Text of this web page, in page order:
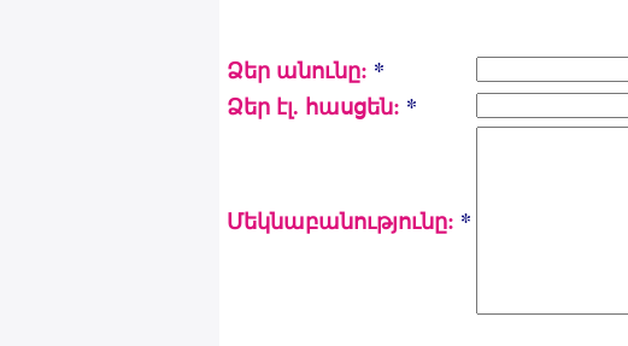
Ձեր անունը: *
Ձեր էլ. հասցեն: *
Մեկնաբանությունը: *